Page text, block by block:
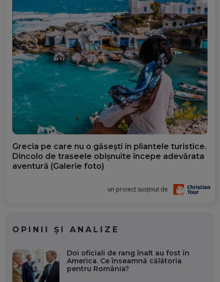
Grecia pe care nu o găsești în pliantele turistice.
Dincolo de traseele obișnuite începe adevărata
aventură (Galerie foto)
un proiect susținut de
OPINII ȘI ANALIZE
Doi oficiali de rang înalt au fost în
America. Ce înseamnă călătoria
pentru România?